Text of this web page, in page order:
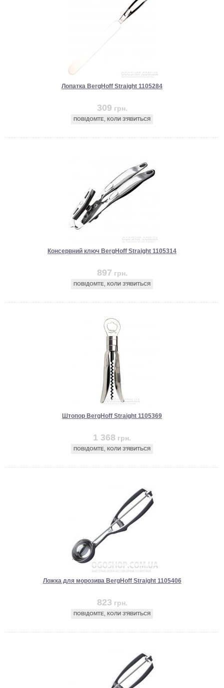
Лопатка BergHoff Straight 1105284
309 грн.
ПОВІДОМТЕ, КОЛИ З'ЯВИТЬСЯ
Консервний ключ BergHoff Straight 1105314
897 грн.
ПОВІДОМТЕ, КОЛИ З'ЯВИТЬСЯ
Штопор BergHoff Straight 1105369
1 368 грн.
ПОВІДОМТЕ, КОЛИ З'ЯВИТЬСЯ
Ложка для морозива BergHoff Straight 1105406
823 грн.
ПОВІДОМТЕ, КОЛИ З'ЯВИТЬСЯ